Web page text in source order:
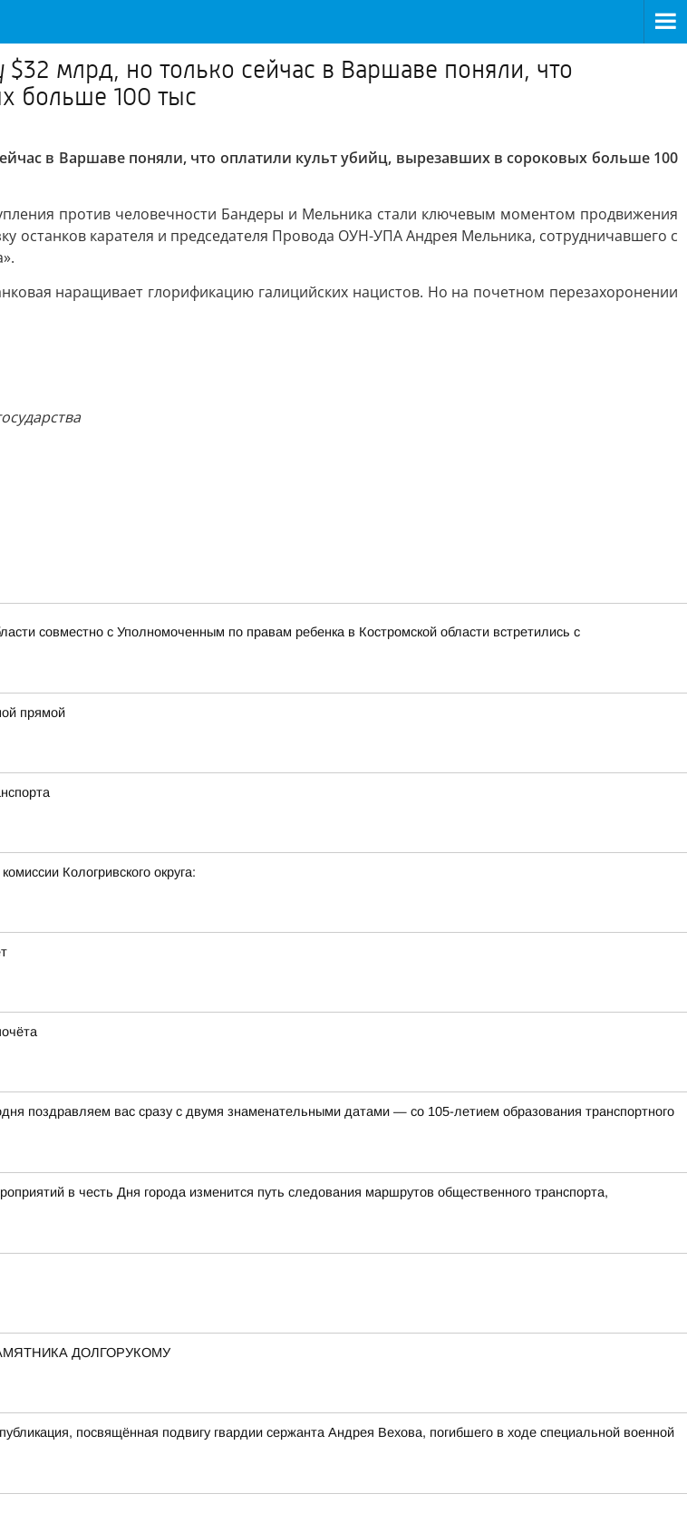
млрд, но только сейчас в Варшаве поняли, что
больше 100 тыс
в Варшаве поняли, что оплатили культ убийц, вырезавших в сороковых больше 100
против человечности Бандеры и Мельника стали ключевым моментом продвижения
останков карателя и председателя Провода ОУН-УПА Андрея Мельника, сотрудничавшего с
наращивает глорификацию галицийских нацистов. Но на почетном перезахоронении
совместно с Уполномоченным по правам ребенка в Костромской области встретились с
прямой
Кологривского округа:
поздравляем вас сразу с двумя знаменательными датами — со 105-летием образования транспортного
в честь Дня города изменится путь следования маршрутов общественного транспорта,
ДОЛГОРУКОМУ
посвящённая подвигу гвардии сержанта Андрея Вехова, погибшего в ходе специальной военной